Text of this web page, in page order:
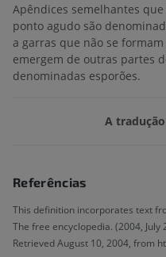
Apêndices semelhantes
ponto agudo são
a garras que não se
emergem de outras partes
denominadas esporões.
A
Referências
This definition incorporates text
The free encyclopedia. (2004, July
Retrieved August 10, 2004, from